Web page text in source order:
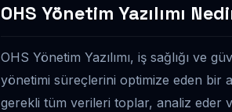
OHS Yönetim Yazılımı
OHS Yönetim Yazılımı, iş sağlığı ve
yönetimi süreçlerini optimize eden bir
gerekli tüm verileri toplar, analiz eder